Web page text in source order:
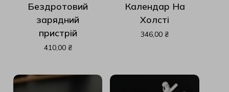
Бездротовий
зарядний
пристрій
410,00 ₴
Календар На
Холсті
346,00 ₴